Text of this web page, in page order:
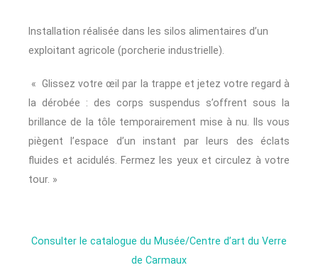
Installation réalisée dans les silos alimentaires d’un
exploitant agricole (porcherie industrielle).
« Glissez votre œil par la trappe et jetez votre regard à
la dérobée : des corps suspendus s’offrent sous la
brillance de la tôle temporairement mise à nu. Ils vous
piègent l’espace d’un instant par leurs des éclats
fluides et acidulés. Fermez les yeux et circulez à votre
tour. »
Consulter le catalogue du Musée/Centre d’art du Verre
de Carmaux